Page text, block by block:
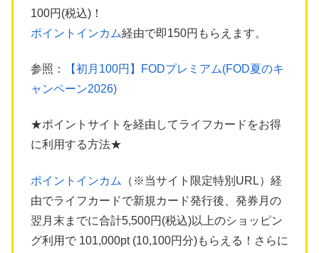
100円(税込)！
ポイントインカム経由で即150円もらえます。
参照：
【初月100円】FODプレミアム(FOD夏のキ
ャンペーン2026)
★ポイントサイトを経由してライフカードをお得
に利用する方法★
ポイントインカム
（※当サイト限定特別URL）経
由でライフカードで新規カード発行後、発券月の
翌月末までに合計5,500円(税込)以上のショッピン
グ利用で 101,000pt (10,100円分)もらえる！さらに